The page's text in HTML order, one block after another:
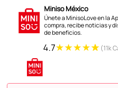
Miniso México
Únete a MinisoLove en la
compra, recibe noticias y
de beneficios.
4.7★★★★★ (11k
Explora más de 250 Blind Box